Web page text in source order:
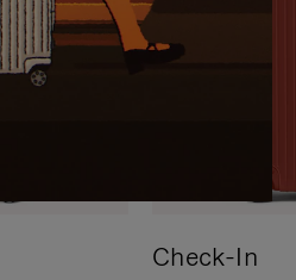
Check-In